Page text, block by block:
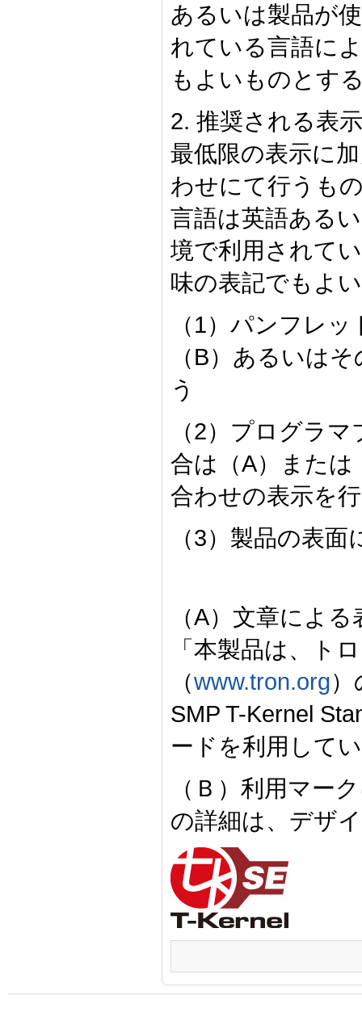
あるいは製品が
れている言語に
もよいものとす
2. 推奨される表示
最低限の表示に
わせにて行うも
言語は英語ある
境で利用されて
味の表記でもよ
（1）パンフレ
（B）あるいは
う
（2）プログラ
合は（A）また
合わせの表示を
（3）製品の表
（A）文章による
「本製品は、ト
（www.tron.org
SMP T-Kernel
ードを利用して
（Ｂ）利用マー
の詳細は、デザ